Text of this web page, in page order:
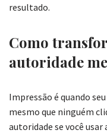
resultado.
Como
autoridade
Impressão é quando
mesmo que ninguém
autoridade se você